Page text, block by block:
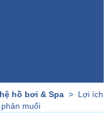
hồ bơi & Spa> Lợi ích
muối